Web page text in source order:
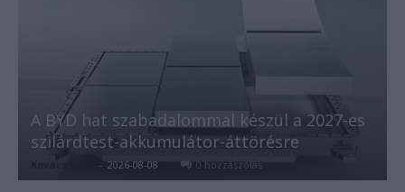
A BYD hat szabadalommal készül a 2027-es
szilárdtest-akkumulátor-áttörésre
- 2026-08-08 0 hozzászólás